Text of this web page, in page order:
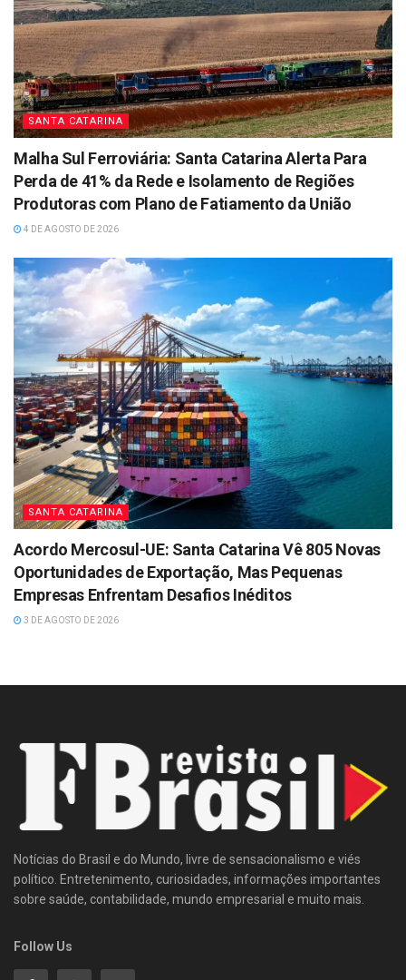
SANTA CATARINA
Malha Sul Ferroviária: Santa Catarina Alerta Para
Perda de 41% da Rede e Isolamento de Regiões
Produtoras com Plano de Fatiamento da União
4 DE AGOSTO DE 2026
SANTA CATARINA
Acordo Mercosul-UE: Santa Catarina Vê 805 Novas
Oportunidades de Exportação, Mas Pequenas
Empresas Enfrentam Desafios Inéditos
3 DE AGOSTO DE 2026
Notícias do Brasil e do Mundo, livre de sensacionalismo e viés
político. Entretenimento, curiosidades, informações importantes
sobre saúde, contabilidade, mundo empresarial e muito mais.
Follow Us